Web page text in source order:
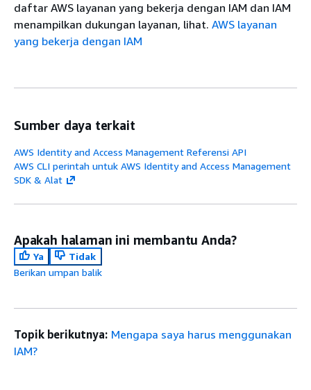
daftar AWS layanan yang bekerja dengan IAM dan IAM
menampilkan dukungan layanan, lihat. AWS layanan
yang bekerja dengan IAM
Sumber daya terkait
AWS Identity and Access Management Referensi API
AWS CLI perintah untuk AWS Identity and Access Management
SDK & Alat
Apakah halaman ini membantu Anda?
Ya
Tidak
Berikan umpan balik
Topik berikutnya: Mengapa saya harus menggunakan
IAM?